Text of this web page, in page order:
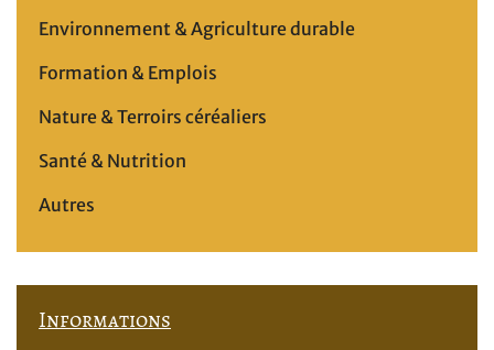
Environnement & Agriculture durable
Formation & Emplois
Nature & Terroirs céréaliers
Santé & Nutrition
Autres
Informations